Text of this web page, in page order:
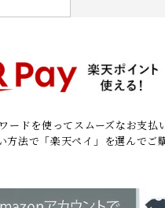
ードを使ってスムーズなお支払
方法で「楽天ペイ」を選んでご